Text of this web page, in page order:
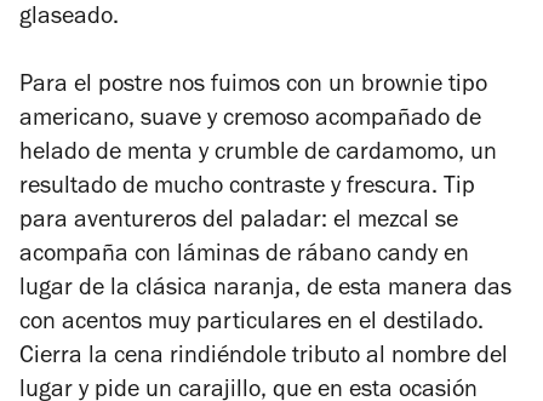
glaseado.
Para el postre nos fuimos con un brownie tipo
americano, suave y cremoso acompañado de
helado de menta y crumble de cardamomo, un
resultado de mucho contraste y frescura. Tip
para aventureros del paladar: el mezcal se
acompaña con láminas de rábano candy en
lugar de la clásica naranja, de esta manera das
con acentos muy particulares en el destilado.
Cierra la cena rindiéndole tributo al nombre del
lugar y pide un carajillo, que en esta ocasión